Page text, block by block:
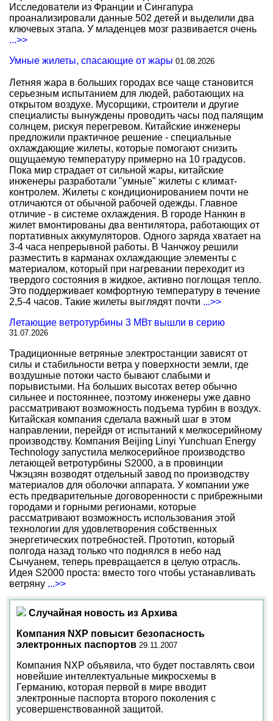
Исследователи из Франции и Сингапура
проанализировали данные 502 детей и выделили два
ключевых этапа. У младенцев мозг развивается очень
...>>
Умные жилеты, спасающие от жары 01.08.2026
Летняя жара в больших городах все чаще становится
серьезным испытанием для людей, работающих на
открытом воздухе. Мусорщики, строители и другие
специалисты вынуждены проводить часы под палящим
солнцем, рискуя перегревом. Китайские инженеры
предложили практичное решение - специальные
охлаждающие жилеты, которые помогают снизить
ощущаемую температуру примерно на 10 градусов.
Пока мир страдает от сильной жары, китайские
инженеры разработали "умные" жилеты с климат-
контролем. Жилеты с кондиционированием почти не
отличаются от обычной рабочей одежды. Главное
отличие - в системе охлаждения. В городе Нанкин в
жилет вмонтированы два вентилятора, работающих от
портативных аккумуляторов. Одного заряда хватает на
3-4 часа непрерывной работы. В Чанчжоу решили
разместить в карманах охлаждающие элементы с
материалом, который при нагревании переходит из
твердого состояния в жидкое, активно поглощая тепло.
Это поддерживает комфортную температуру в течение
2,5-4 часов. Такие жилеты выглядят почти ...>>
Летающие ветротурбины 3 МВт вышли в серию
31.07.2026
Традиционные ветряные электростанции зависят от
силы и стабильности ветра у поверхности земли, где
воздушные потоки часто бывают слабыми и
порывистыми. На больших высотах ветер обычно
сильнее и постояннее, поэтому инженеры уже давно
рассматривают возможность подъема турбин в воздух.
Китайская компания сделала важный шаг в этом
направлении, перейдя от испытаний к мелкосерийному
производству. Компания Beijing Linyi Yunchuan Energy
Technology запустила мелкосерийное производство
летающей ветротурбины S2000, а в провинции
Чжэцзян возводят отдельный завод по производству
материалов для оболочки аппарата. У компании уже
есть предварительные договоренности с прибрежными
городами и горными регионами, которые
рассматривают возможность использования этой
технологии для удовлетворения собственных
энергетических потребностей. Прототип, который
полгода назад только что поднялся в небо над
Сычуанем, теперь превращается в целую отрасль.
Идея S2000 проста: вместо того чтобы устанавливать
ветряну ...>>
Случайная новость из Архива
Компания NXP повысит безопасность
электронных паспортов 29.11.2007
Компания NXP объявила, что будет поставлять свои
новейшие интеллектуальные микросхемы в
Германию, которая первой в мире вводит
электронные паспорта второго поколения с
усовершенствованной защитой.